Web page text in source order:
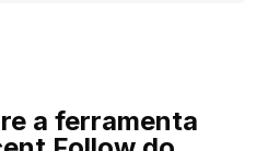
a ferramenta